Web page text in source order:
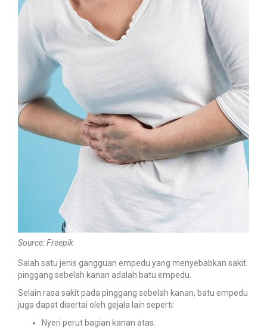
Source: Freepik
Salah satu jenis gangguan empedu yang menyebabkan sakit
pinggang sebelah kanan adalah batu empedu.
Selain rasa sakit pada pinggang sebelah kanan, batu empedu
juga dapat disertai oleh gejala lain seperti:
Nyeri perut bagian kanan atas.